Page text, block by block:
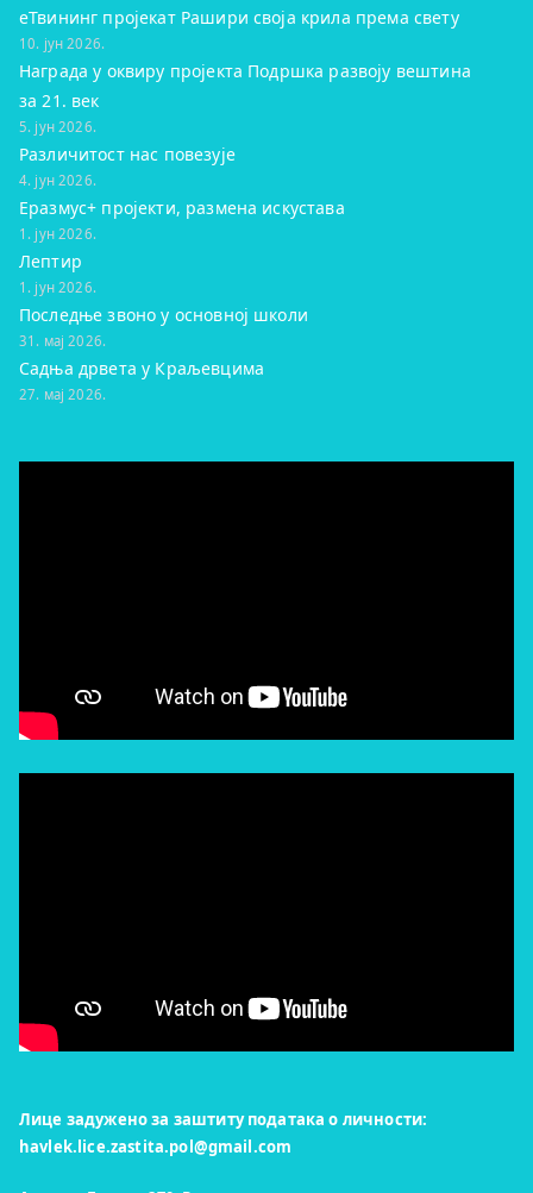
eТвининг пројекат Рашири своја крила према свету
10. јун 2026.
Награда у оквиру пројекта Подршка развоју вештина
за 21. век
5. јун 2026.
Различитост нас повезује
4. јун 2026.
Еразмус+ пројекти, размена искустава
1. јун 2026.
Лептир
1. јун 2026.
Последње звоно у основној школи
31. мај 2026.
Садња дрвета у Краљевцима
27. мај 2026.
Лице задужено за заштиту података о личности:
havlek.lice.zastita.pol@gmail.com